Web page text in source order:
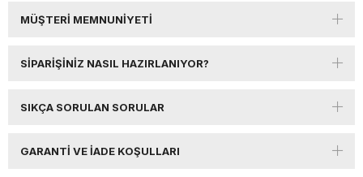
MÜŞTERI MEMNUNIYETI
SIPARIŞINIZ NASIL HAZIRLANIYOR?
SIKÇA SORULAN SORULAR
GARANTI VE İADE KOŞULLARI